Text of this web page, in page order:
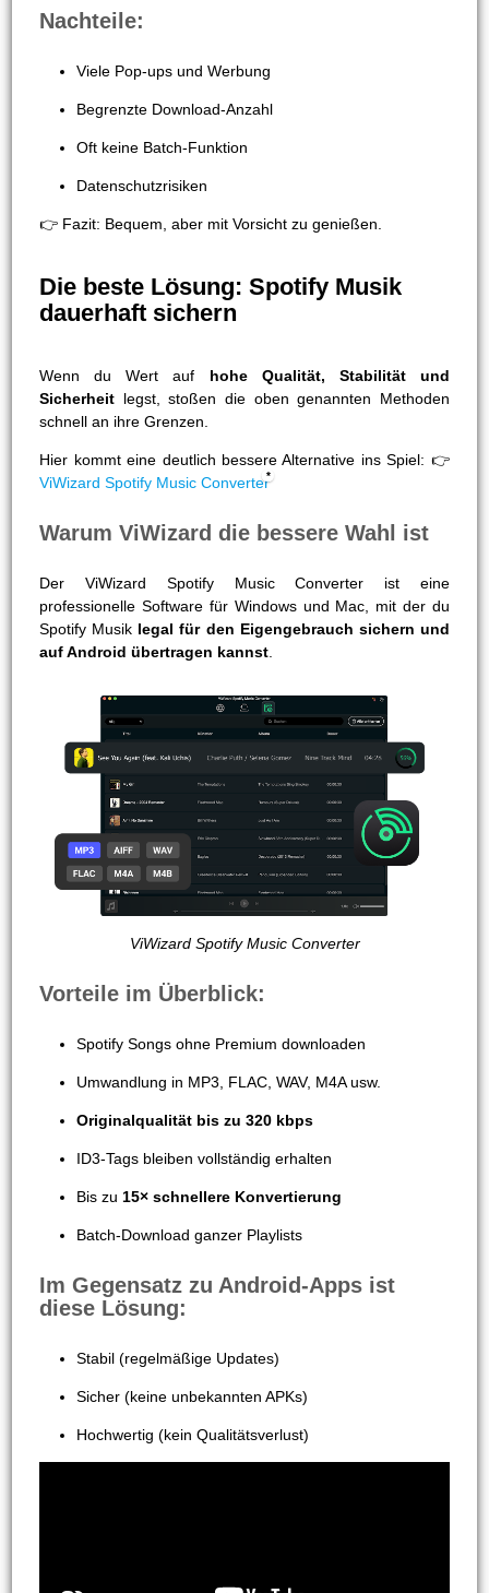
Nachteile:
Viele Pop-ups und Werbung
Begrenzte Download-Anzahl
Oft keine Batch-Funktion
Datenschutzrisiken
👉 Fazit: Bequem, aber mit Vorsicht zu genießen.
Die beste Lösung: Spotify Musik
dauerhaft sichern
Wenn du Wert auf hohe Qualität, Stabilität und
Sicherheit legst, stoßen die oben genannten Methoden
schnell an ihre Grenzen.
Hier kommt eine deutlich bessere Alternative ins Spiel: 👉
ViWizard Spotify Music Converter
Warum ViWizard die bessere Wahl ist
Der ViWizard Spotify Music Converter ist eine
professionelle Software für Windows und Mac, mit der du
Spotify Musik legal für den Eigengebrauch sichern und
auf Android übertragen kannst.
ViWizard Spotify Music Converter
Vorteile im Überblick:
Spotify Songs ohne Premium downloaden
Umwandlung in MP3, FLAC, WAV, M4A usw.
Originalqualität bis zu 320 kbps
ID3-Tags bleiben vollständig erhalten
Bis zu15× schnellere Konvertierung
Batch-Download ganzer Playlists
Im Gegensatz zu Android-Apps ist
diese Lösung:
Stabil (regelmäßige Updates)
Sicher (keine unbekannten APKs)
Hochwertig (kein Qualitätsverlust)